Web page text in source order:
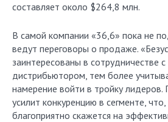
составляет около $264,8 млн.
В самой компании «36,6» пока не
ведут переговоры о продаже.
заинтересованы в сотрудничестве
дистрибьютором, тем более
намерение войти в тройку лидеров.
усилит конкуренцию в сегменте,
благоприятно скажется на